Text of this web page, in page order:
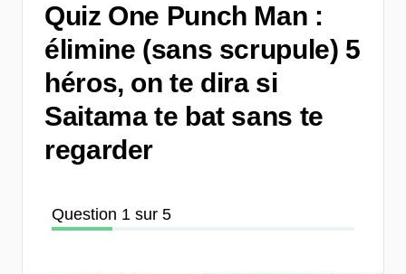
Quiz One Punch Man :
élimine (sans scrupule) 5
héros, on te dira si
Saitama te bat sans te
regarder
Question 1 sur 5